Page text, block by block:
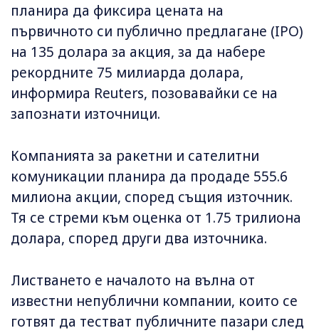
планира да фиксира цената на
първичното си публично предлагане (IPO)
на 135 долара за акция, за да набере
рекордните 75 милиарда долара,
информира Reuters, позовавайки се на
запознати източници.
Компанията за ракетни и сателитни
комуникации планира да продаде 555.6
милиона акции, според същия източник.
Тя се стреми към оценка от 1.75 трилиона
долара, според други два източника.
Листването е началото на вълна от
известни непублични компании, които се
готвят да тестват публичните пазари след